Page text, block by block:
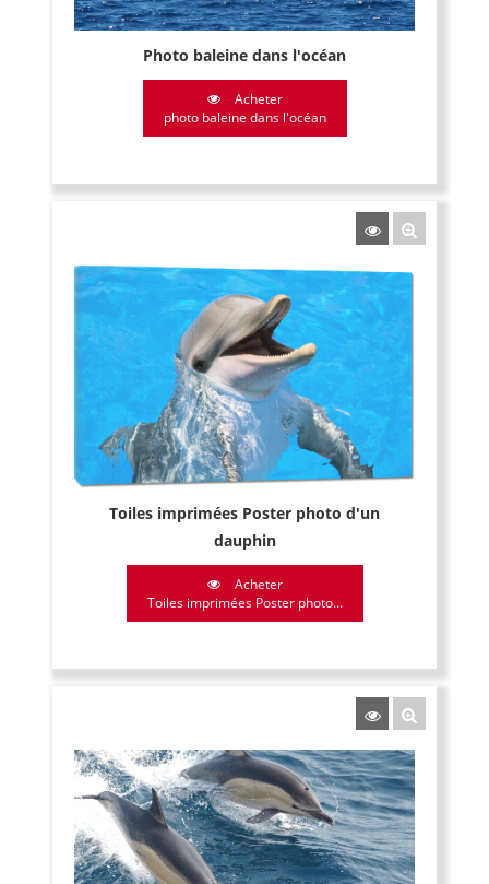
Photo baleine dans l'océan
Acheter
photo baleine dans l'océan
Toiles imprimées Poster photo d'un
dauphin
Acheter
Toiles imprimées Poster photo...